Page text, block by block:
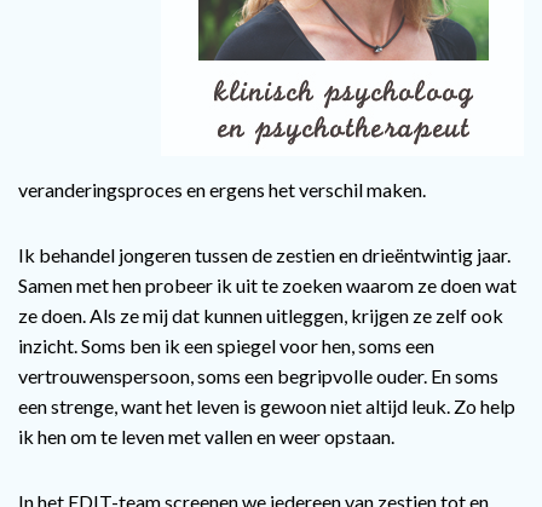
veranderingsproces en ergens het verschil maken.
Ik behandel jongeren tussen de zestien en drieëntwintig jaar.
Samen met hen probeer ik uit te zoeken waarom ze doen wat
ze doen. Als ze mij dat kunnen uitleggen, krijgen ze zelf ook
inzicht. Soms ben ik een spiegel voor hen, soms een
vertrouwenspersoon, soms een begripvolle ouder. En soms
een strenge, want het leven is gewoon niet altijd leuk. Zo help
ik hen om te leven met vallen en weer opstaan.
In het EDIT-team screenen we iedereen van zestien tot en